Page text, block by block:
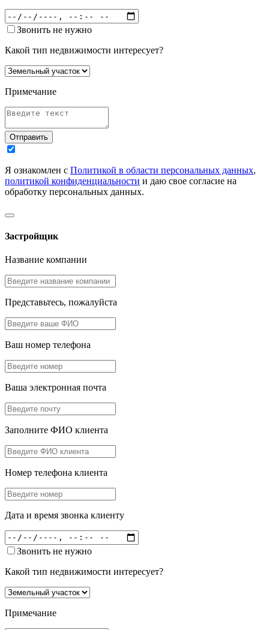
Звонить не нужно
Какой тип недвижимости интересует?
Примечание
Отправить
Я ознакомлен с Политикой в области персональных данных,
политикой конфиденциальности и даю свое согласие на
обработку персональных данных.
Застройщик
Название компании
Представьтесь, пожалуйста
Ваш номер телефона
Ваша электронная почта
Заполните ФИО клиента
Номер телефона клиента
Дата и время звонка клиенту
Звонить не нужно
Какой тип недвижимости интересует?
Примечание